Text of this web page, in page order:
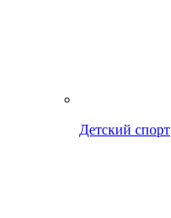
Детский спорт